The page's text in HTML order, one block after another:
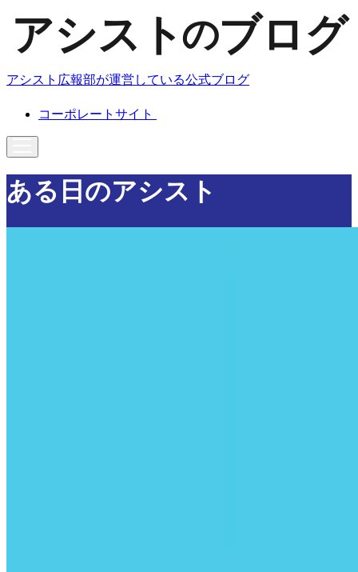
アシスト広報部が運営している公式ブログ
コーポレートサイト
ある日のアシスト